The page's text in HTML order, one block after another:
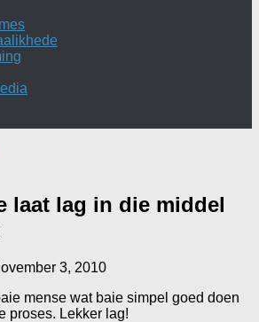
laat lag in die middel
3, 2010
mense wat baie simpel goed doen
proses. Lekker lag!